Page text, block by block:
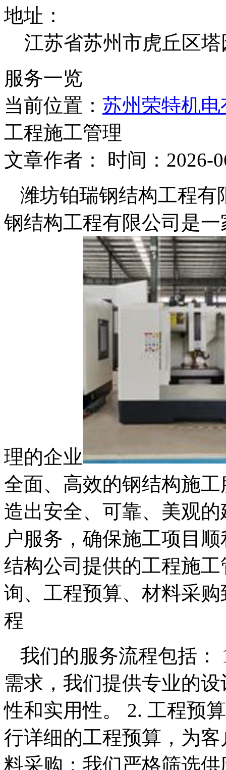
地址：
江苏省苏州市虎丘区塔
服务一览
当前位置： 苏州荣特机
工程施工管理
文章作者： 时间：2026-
潍坊铂瑞钢结构工程有
钢结构工程有限公司是
理的企业
全面、高效的钢结构施
造出安全、可靠、美观
户服务，确保施工项目
结构公司提供的工程施
询、工程预算、材料采
程
我们的服务流程包括：
需求，我们提供专业的
性和实用性。 2. 工程预
行详细的工程预算，为
料采购：我们严格筛选